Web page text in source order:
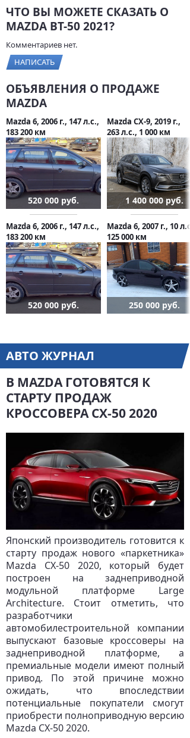
ЧТО ВЫ МОЖЕТЕ СКАЗАТЬ О
MAZDA BT-50 2021?
Комментариев нет.
НАПИСАТЬ
ОБЪЯВЛЕНИЯ О ПРОДАЖЕ
MAZDA
Mazda 6, 2006 г., 147 л.с.,
183 200 км
520 000 руб.
Mazda CX-9, 2019 г.,
263 л.с., 1 000 км
1 400 000 руб.
Mazda 6, 2006 г., 147 л.с.,
183 200 км
520 000 руб.
Mazda 6, 2007 г., 10 л.с.,
125 000 км
250 000 руб.
АВТО ЖУРНАЛ
В MAZDA ГОТОВЯТСЯ К
СТАРТУ ПРОДАЖ
КРОССОВЕРА CX-50 2020
Японский производитель готовится к
старту продаж нового «паркетника»
Mazda CX-50 2020, который будет
построен на заднеприводной
модульной платформе Large
Architecture. Стоит отметить, что
разработчики
автомобилестроительной компании
выпускают базовые кроссоверы на
заднеприводной платформе, а
премиальные модели имеют полный
привод. По этой причине можно
ожидать, что впоследствии
потенциальные покупатели смогут
приобрести полноприводную версию
Mazda CX-50 2020.